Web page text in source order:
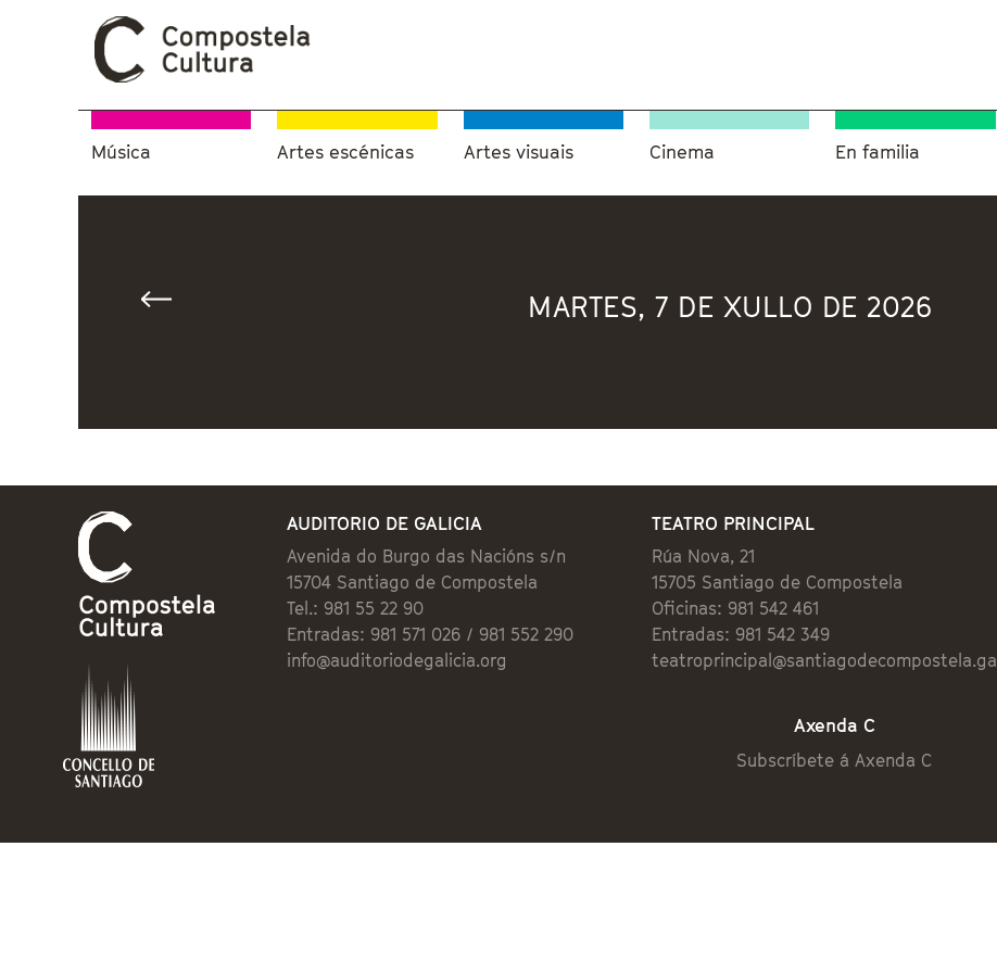
Música Artes escénicas Artes visuais Cinema En familia
MARTES, 7 DE XULLO DE 2026
AUDITORIO DE GALICIA
Avenida do Burgo das Nacións s/n
15704 Santiago de Compostela
Tel.: 981 55 22 90
Entradas: 981 571 026 / 981 552 290
info@auditoriodegalicia.org
TEATRO PRINCIPAL
Rúa Nova, 21
15705 Santiago de Compostela
Oficinas: 981 542 461
Entradas: 981 542 349
teatroprincipal@santiagodecompostela.gal
Axenda C
Subscríbete á Axenda C